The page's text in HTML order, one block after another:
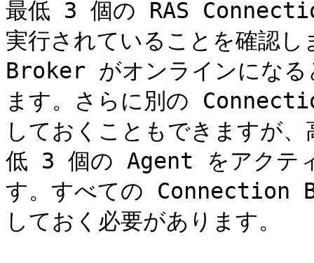
最低 3 個の RAS
実行されていることを確認
Broker がオンラインになる
ます。さらに別の
しておくこともできますが
低 3 個の Agent をアクテ
す。すべての Connection
しておく必要があります。